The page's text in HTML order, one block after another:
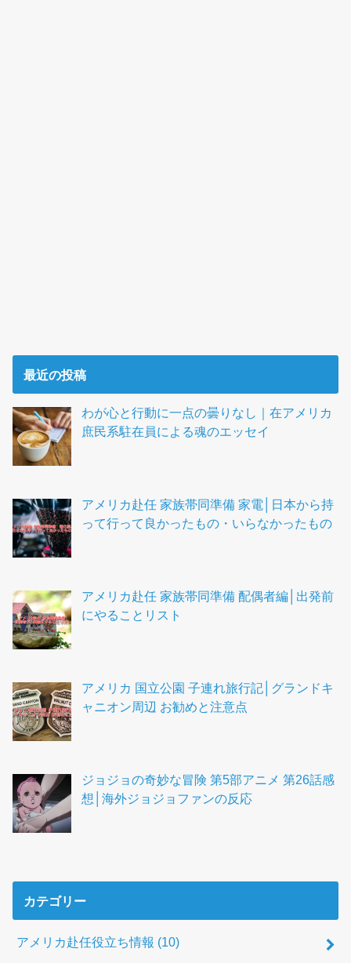
最近の投稿
わが心と行動に一点の曇りなし｜在アメリカ
庶民系駐在員による魂のエッセイ
アメリカ赴任 家族帯同準備 家電│日本から持
って行って良かったもの・いらなかったもの
アメリカ赴任 家族帯同準備 配偶者編│出発前
にやることリスト
アメリカ 国立公園 子連れ旅行記│グランドキ
ャニオン周辺 お勧めと注意点
ジョジョの奇妙な冒険 第5部アニメ 第26話感
想│海外ジョジョファンの反応
カテゴリー
アメリカ赴任役立ち情報 (10)